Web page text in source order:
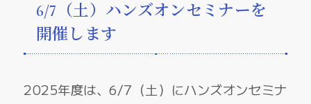
6/7（土）ハンズオンセミナーを
開催します
2025年度は、6/7（土）にハンズオンセミナ